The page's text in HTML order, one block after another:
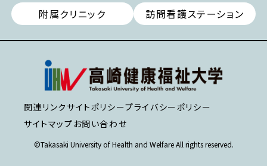
附属クリニック
訪問看護ステーション
関連リンク サイトポリシープライバシーポリシー
サイトマップ お問い合わせ
©Takasaki University of Health and Welfare All rights reserved.